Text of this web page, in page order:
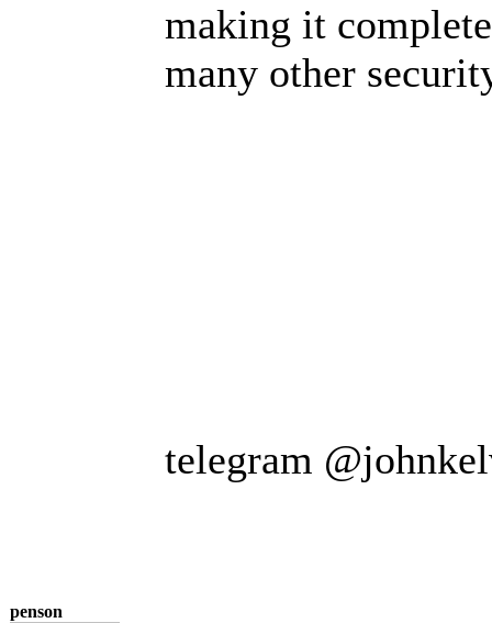
penson
making it
many other
telegram